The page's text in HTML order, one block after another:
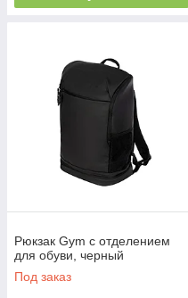
Рюкзак Gym с отделением
для обуви, черный
Под заказ